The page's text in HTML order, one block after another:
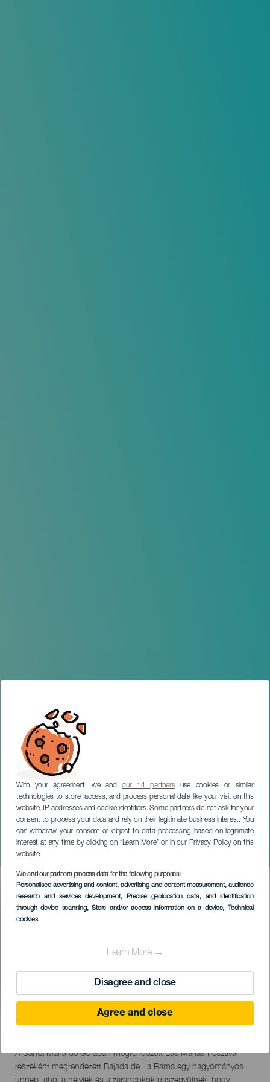
With your agreement, we andour 14 partnersuse cookies or similar
technologies to store, access, and process personal data like your visit on this
website, IP addresses and cookie identifiers. Some partners do not ask for your
consent to process your data and rely on their legitimate business interest. You
can withdraw your consent or object to data processing based on legitimate
interest at any time by clicking on “Learn More” or in our Privacy Policy on this
website.
We and our partners process data for the following purposes:
Personalised advertising and content, advertising and content measurement, audience
research and services development, Precise geolocation data, and identification
through device scanning, Store and/or access information on a device, Technical
cookies
Learn More →
Disagree and close
Agree and close
Bajada de La Rama a Las
Marías-i ünnepségeken
GRAN CANARIA
Imagen
Listado
September 2026
Descripción
del
evento
A Santa María de Guíában megrendezett Las Marías Fesztivál
részeként megrendezett Bajada de La Rama egy hagyományos
ünnep, ahol a helyiek és a zarándokok összegyűlnek, hogy